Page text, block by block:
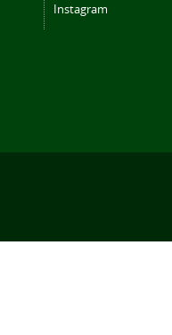
Instagram